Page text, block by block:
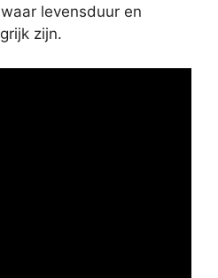
levensduur en
zijn.